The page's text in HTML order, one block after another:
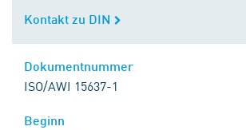
Kontakt zu DIN
Kontakt zu DIN
Dokumentnummer
ISO/AWI 15637-1
Beginn